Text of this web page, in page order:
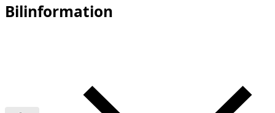
Bilinformation